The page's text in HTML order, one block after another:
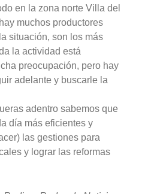
en la zona norte Villa del
muchos productores
situación, son los más
la actividad está
preocupación, pero hay
adelante y buscarle la
adentro sabemos que
día más eficientes y
las gestiones para
y lograr las reformas